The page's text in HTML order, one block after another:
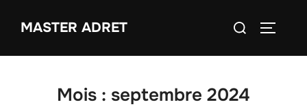
MASTER ADRET Rechercher :
Mois : septembre 2024